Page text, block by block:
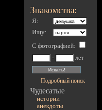
Знакомства:
Я:
Ищу:
С фотографией:
-
лет
Подробный поиск
Чудесатые
истории
анекдоты